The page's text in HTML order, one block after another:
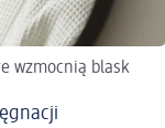
wzmocnią blask